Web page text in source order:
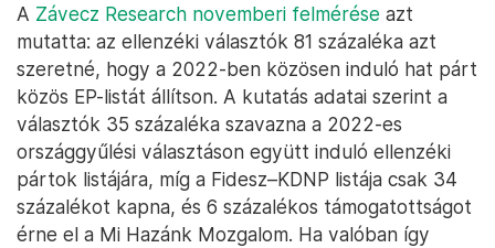
A Závecz Research novemberi felmérése azt
mutatta: az ellenzéki választók 81 százaléka azt
szeretné, hogy a 2022-ben közösen induló hat párt
közös EP-listát állítson. A kutatás adatai szerint a
választók 35 százaléka szavazna a 2022-es
országgyűlési választáson együtt induló ellenzéki
pártok listájára, míg a Fidesz–KDNP listája csak 34
százalékot kapna, és 6 százalékos támogatottságot
érne el a Mi Hazánk Mozgalom. Ha valóban így